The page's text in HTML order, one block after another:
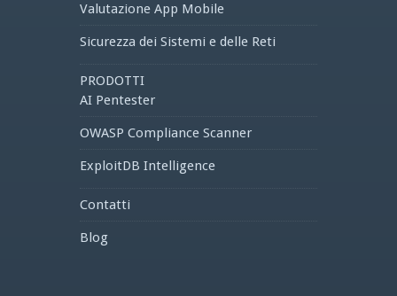
Valutazione App Mobile
Sicurezza dei Sistemi e delle Reti
PRODOTTI
AI Pentester
OWASP Compliance Scanner
ExploitDB Intelligence
Contatti
Blog